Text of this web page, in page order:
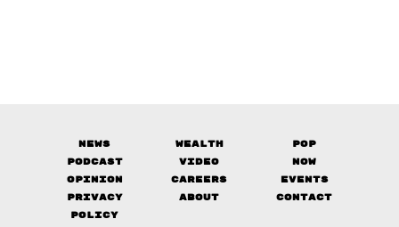
News Wealth
Pop
Podcast
Video
Now
Opinion
Careers
Events
Privacy
Policy
About Contact